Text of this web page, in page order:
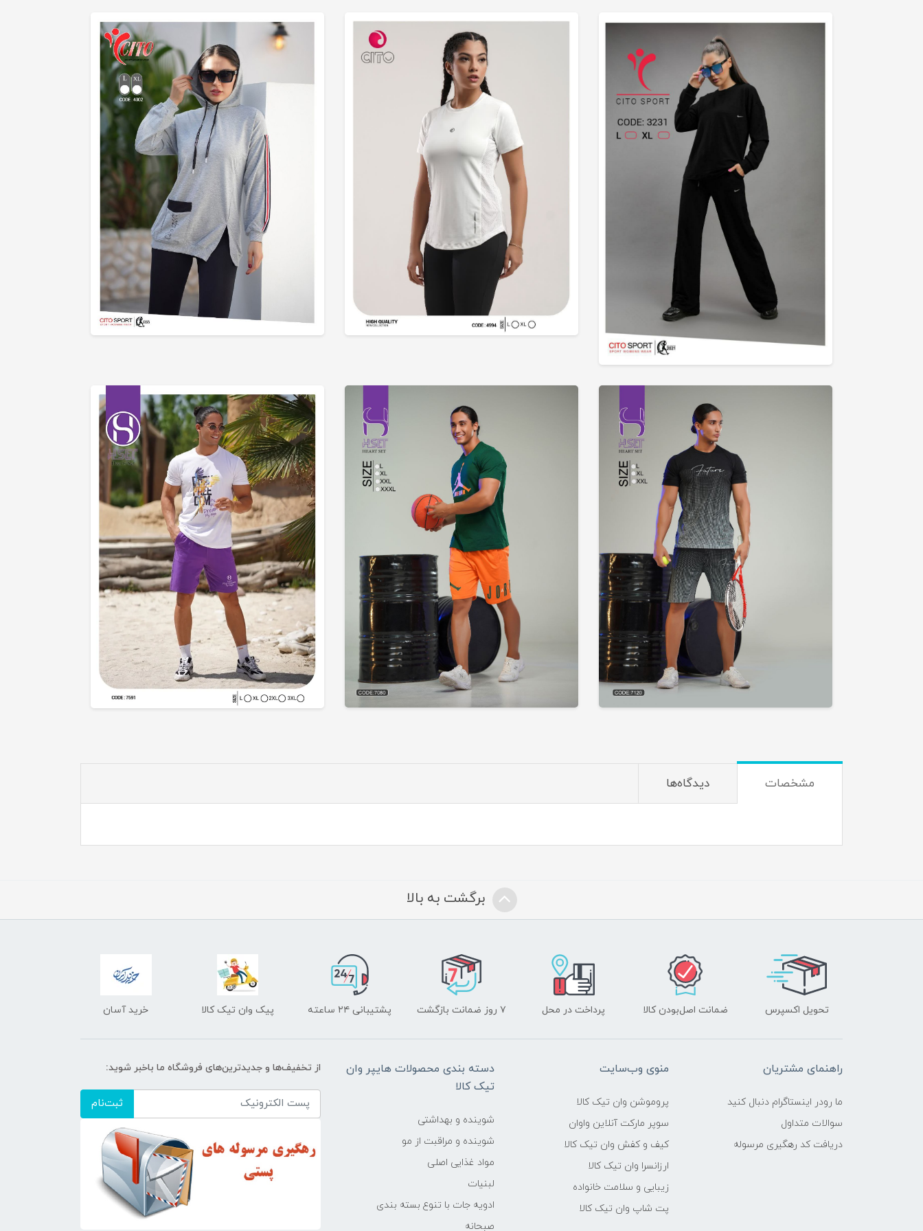
مشخصات دیدگاه‌ها
برگشت به بالا
تحویل اکسپرس ضمانت اصل‌بودن کالا پرداخت در محل ۷ روز ضمانت بازگشت پشتیبانی ۲۴ ساعته پیک وان تیک کالا خرید آسان
راهنمای مشتریان
ما رودر اینستاگرام دنبال کنید
سوالات متداول
دریافت کد رهگیری مرسوله
منوی وب‌سایت
پروموشن وان تیک کالا
سوپر مارکت آنلاین واوان
کیف و کفش وان تیک کالا
ارزانسرا وان تیک کالا
زیبایی و سلامت خانواده
پت شاپ وان تیک کالا
دسته بندی محصولات هایپر وان
تیک کالا
شوینده و بهداشتی
شوینده و مراقبت از مو
مواد غذایی اصلی
لبنیات
ادویه جات با تنوع بسته بندی
صبحانه
از تخفیف‌ها و جدیدترین‌های فروشگاه ما باخبر شوید:
ثبت‌نام